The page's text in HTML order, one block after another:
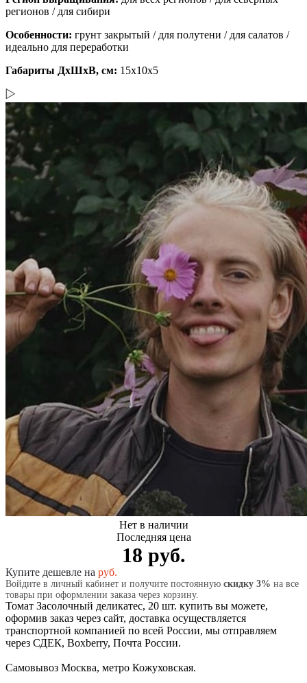
регионов / для сибири
Особенности: грунт закрытый / для полутени / для салатов /
идеально для переработки
Габариты ДхШхВ, см: 15x10x5
Нет в наличии
Последняя цена
18 руб.
Купите дешевле на руб.
Войдите в личный кабинет и получите постоянную скидку 3% на все
товары при оформлении заказа через корзину.
Томат Засолочный деликатес, 20 шт. купить вы можете,
оформив заказ через сайт, доставка осуществляется
транспортной компанией по всей России, мы отправляем
через СДЕК, Boxberry, Почта России.
Самовывоз Москва, метро Кожуховская.